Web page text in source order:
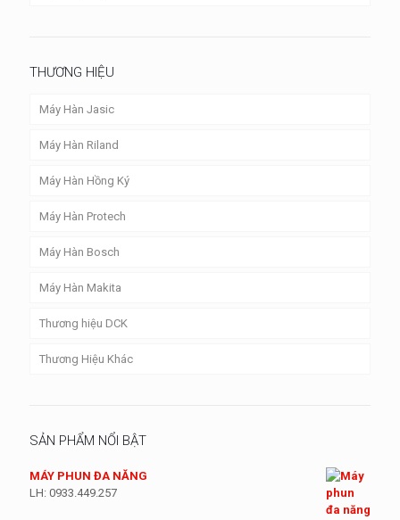
THƯƠNG HIỆU
Máy Hàn Jasic
Máy Hàn Riland
Máy Hàn Hồng Ký
Máy Hàn Protech
Máy Hàn Bosch
Máy Hàn Makita
Thương hiệu DCK
Thương Hiệu Khác
SẢN PHẨM NỔI BẬT
MÁY PHUN ĐA NĂNG
LH: 0933.449.257